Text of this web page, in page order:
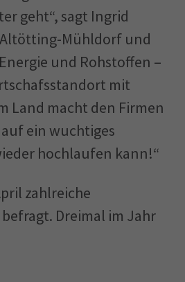
geht“, sagt Ingrid
Altötting-Mühldorf und
und Rohstoffen –
mit
Land macht den Firmen
ein wuchtiges
hochlaufen kann!“
zahlreiche
Dreimal im Jahr